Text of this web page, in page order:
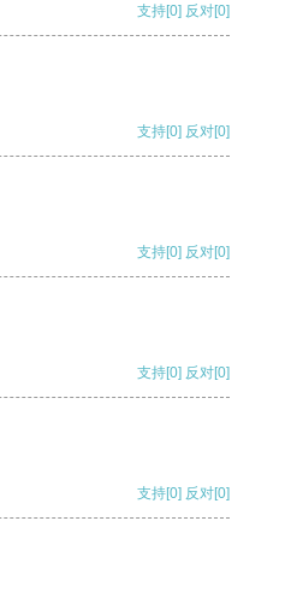
支持[0] 反对[0]
支持[0] 反对[0]
支持[0] 反对[0]
支持[0] 反对[0]
支持[0] 反对[0]